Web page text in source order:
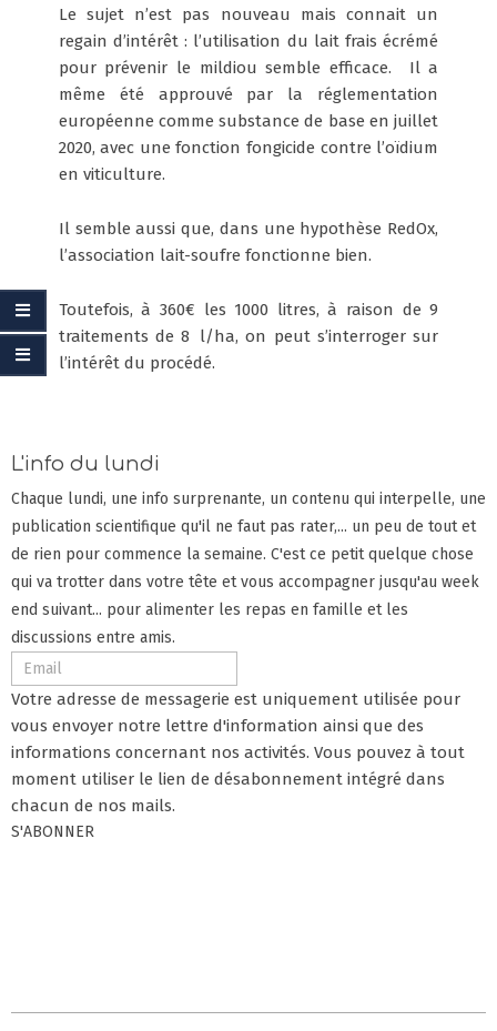
Le sujet n’est pas nouveau mais connait un
regain d’intérêt : l’utilisation du lait frais écrémé
pour prévenir le mildiou semble efficace. Il a
même été approuvé par la réglementation
européenne comme substance de base en juillet
2020, avec une fonction fongicide contre l’oïdium
en viticulture.
Il semble aussi que, dans une hypothèse RedOx,
l’association lait-soufre fonctionne bien.
Toutefois, à 360€ les 1000 litres, à raison de 9
traitements de 8 l/ha, on peut s’interroger sur
l’intérêt du procédé.
L'info du lundi
Chaque lundi, une info surprenante, un contenu qui interpelle, une
publication scientifique qu'il ne faut pas rater,... un peu de tout et
de rien pour commence la semaine. C'est ce petit quelque chose
qui va trotter dans votre tête et vous accompagner jusqu'au week
end suivant... pour alimenter les repas en famille et les
discussions entre amis.
Votre adresse de messagerie est uniquement utilisée pour
vous envoyer notre lettre d'information ainsi que des
informations concernant nos activités. Vous pouvez à tout
moment utiliser le lien de désabonnement intégré dans
chacun de nos mails.